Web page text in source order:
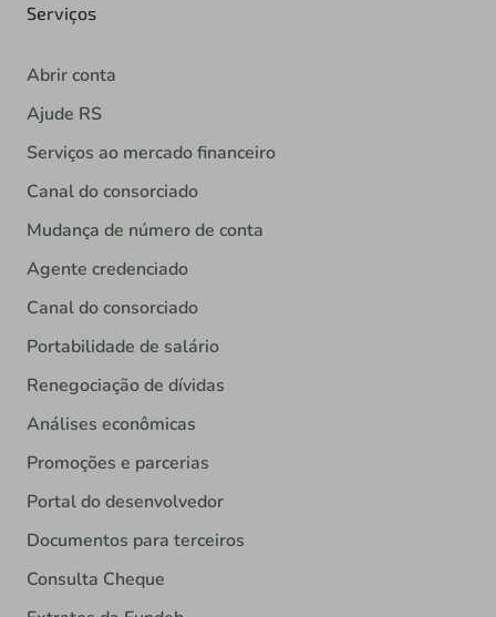
Serviços
Abrir conta
Ajude RS
Serviços ao mercado financeiro
Canal do consorciado
Mudança de número de conta
Agente credenciado
Canal do consorciado
Portabilidade de salário
Renegociação de dívidas
Análises econômicas
Promoções e parcerias
Portal do desenvolvedor
Documentos para terceiros
Consulta Cheque